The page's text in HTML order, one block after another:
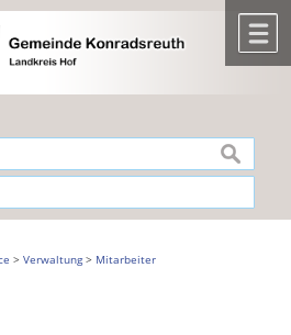
springen.
suchen
> Verwaltung> Mitarbeiter